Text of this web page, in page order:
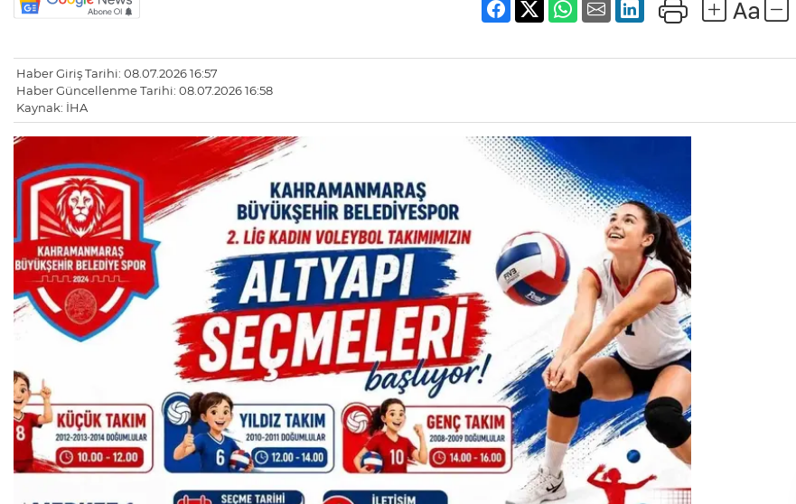
Haber Giriş Tarihi: 08.07.2026 16:57
Haber Güncellenme Tarihi: 08.07.2026 16:58
Kaynak: İHA